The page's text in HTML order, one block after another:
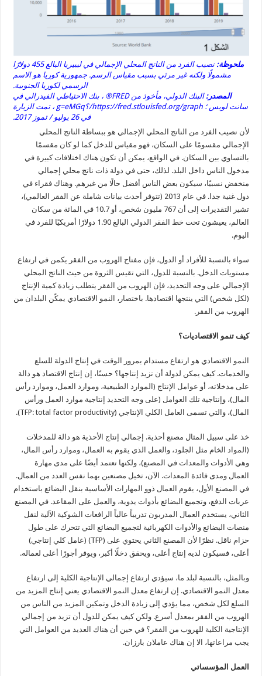
ملحوظة:
نصيب الفرد من الناتج المحلي الإجمالي في ليبيريا البالغ 455 دولارًا
مشمولًا ولكنه غير مرئي بسبب مقياس الرسم. جمهورية كوريا هو الاسم
الرسمي لكوريا الجنوبية.
المصدر:
البنك الدولي، مأخوذ من FRED® ، بنك الاحتياطي الفيدرالي في
سانت لويس ؛ https://fred.stlouisfed.org/graph/؟g=eMGq ، تمت الزيارة
في 26 يوليو / تموز 2017.
لأن نصيب الفرد من الناتج المحلي الإجمالي هو ببساطة الناتج المحلي
الإجمالي مقسومًا على السكان، فهو مقياس للدخل كما لو كان مقسمًا
بالتساوي بين السكان. في الواقع، يمكن أن تكون هناك اختلافات كبيرة في
مدخول الناس داخل البلد. لذلك، حتى في دولة ذات ناتج محلي إجمالي
منخفض نسبيًا، سيكون بعض الناس أفضل حالًا من غيرهم. وهناك فقراء في
دول غنية جدا. في عام 2013 (تتوفر أحدث بيانات شاملة عن الفقر العالمي)،
تشير التقديرات إلى أن 767 مليون شخص، أو 10.7 في المائة من سكان
العالم، يعيشون تحت خط الفقر الدولي البالغ 1.90 دولارًا أمريكيًا للفرد في
اليوم.
سواء بالنسبة للأفراد أو الدول، فإن مفتاح الهروب من الفقر يكمن في ارتفاع
مستويات الدخل. بالنسبة للدول، التي تقيس الثروة من حيث الناتج المحلي
الإجمالي على وجه التحديد، فإن الهروب من الفقر يتطلب زيادة كمية الإنتاج
(لكل شخص) التي ينتجها اقتصادها. باختصار، النمو الاقتصادي يمكّن البلدان من
الهروب من الفقر.
كيف تنمو الاقتصاديات؟
النمو الاقتصادي هو ارتفاع مستدام بمرور الوقت في إنتاج الدولة للسلع
والخدمات. كيف يمكن لدولة أن تزيد إنتاجها؟ حسنًا، إن إنتاج الاقتصاد هو دالة
على مدخلاته، أو عوامل الإنتاج (الموارد الطبيعية، وموارد العمل، وموارد رأس
المال)، وإنتاجية تلك العوامل (على وجه التحديد إنتاجية موارد العمل ورأس
المال)، والتي تسمى العامل الكلي الإنتاجي (TFP: total factor productivity).
خذ على سبيل المثال مصنع أحذية. إجمالي إنتاج الأحذية هو دالة للمدخلات
(المواد الخام مثل الجلود، والعمل الذي يقوم به العمال، وموارد رأس المال،
وهي الأدوات والمعدات في المصنع)، ولكنها تعتمد أيضًا على مدى مهارة
العمال ومدى فائدة المعدات. الآن، تخيل مصنعين بهما نفس العدد من العمال.
في المصنع الأول، يقوم العمال ذوو المهارات الأساسية بنقل البضائع باستخدام
عربات الدفع، وتجميع البضائع بأدوات يدوية، والعمل على المقاعد. في المصنع
الثاني، يستخدم العمال المدربون تدريباً عالياً الرافعات الشوكية الآلية لنقل
منصات البضائع والأدوات الكهربائية لتجميع البضائع التي تتحرك على طول
حزام ناقل. نظرًا لأن المصنع الثاني يحتوي على (TFP) (عامل كلي إنتاجي)
أعلى، فسيكون لديه إنتاج أعلى، ويحقق دخلًا أكبر، ويوفر أجورًا أعلى لعماله.
وبالمثل، بالنسبة لبلد ما، سيؤدي ارتفاع إجمالي الإنتاجية الكلية إلى ارتفاع
معدل النمو الاقتصادي. إن ارتفاع معدل النمو الاقتصادي يعني إنتاج المزيد من
السلع لكل شخص، مما يؤدي إلى زيادة الدخل وتمكين المزيد من الناس من
الهروب من الفقر بمعدل أسرع. ولكن كيف يمكن للدول أن تزيد من إجمالي
الإنتاجية الكلية للهروب من الفقر؟ في حين أن هناك العديد من العوامل التي
يجب مراعاتها، الا إن هناك عاملان بارزان.
العمل المؤسساتي